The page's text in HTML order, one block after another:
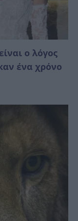
ο λόγος
ένα χρόνο